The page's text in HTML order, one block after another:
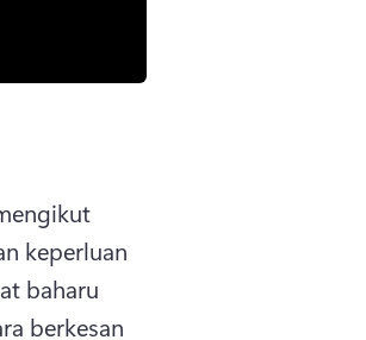
keperluan
baharu
berkesan